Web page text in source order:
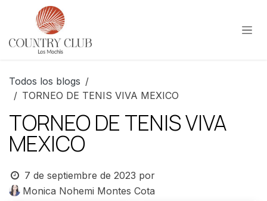
Ir al contenido
Todos los blogs
TORNEO DE TENIS VIVA MEXICO
TORNEO DE TENIS VIVA
MEXICO
7 de septiembre de 2023 por
Monica Nohemi Montes Cota